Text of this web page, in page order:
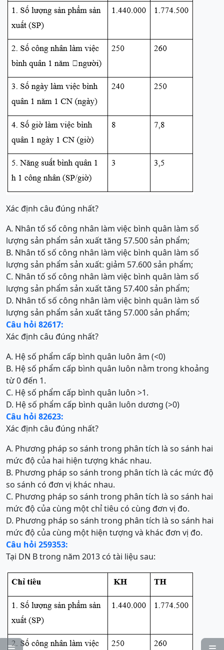
Xác định câu đúng nhất?
A. Nhân tố số công nhân làm việc bình quân làm số
lượng sản phẩm sản xuất tăng 57.500 sản phẩm;
B. Nhân tố số công nhân làm việc bình quân làm số
lượng sản phẩm sản xuất: giảm 57.600 sản phẩm;
C. Nhân tố số công nhân làm việc bình quân làm số
lượng sản phẩm sản xuất tăng 57.400 sản phẩm;
D. Nhân tố số công nhân làm việc bình quân làm số
lượng sản phẩm sản xuất tăng 57.000 sản phẩm;
Câu hỏi 82617:
Xác định câu đúng nhất?
A. Hệ số phẩm cấp bình quân luôn âm (<0)
B. Hệ số phẩm cấp bình quân luôn nằm trong khoảng
từ 0 đến 1.
C. Hệ số phẩm cấp bình quân luôn >1.
D. Hệ số phẩm cấp bình quân luôn dương (>0)
Câu hỏi 82623:
Xác định câu đúng nhất?
A. Phương pháp so sánh trong phân tích là so sánh hai
mức độ của hai hiện tượng khác nhau.
B. Phương pháp so sánh trong phân tích là các mức độ
so sánh có đơn vị khác nhau.
C. Phương pháp so sánh trong phân tích là so sánh hai
mức độ của cùng một chỉ tiêu có cùng đơn vị đo.
D. Phương pháp so sánh trong phân tích là so sánh hai
mức độ của cùng một hiện tượng và khác đơn vị đo.
Câu hỏi 259353:
Tại DN B trong năm 2013 có tài liệu sau: